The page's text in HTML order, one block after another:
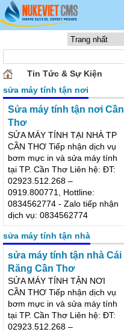
Tin Tức & Sự Kiện
sửa máy tính tận nơi
Sửa máy tính tận nơi Cần
Thơ
SỬA MÁY
TÍNH TẠI
NHÀ TP
CẦN THƠ
dịch vụ bơm
mực in và sửa máy tính tại TP.
Cần Thơ Liên hệ: ĐT:
02923.512.268 –
0919.800771, Hottline:
0834562774 - Zalo tiếp nhận
dịch vụ: 0834562774
sửa máy tính tận nhà
sửa máy tính tận nhà Cái
Răng Cần Thơ
SỬA MÁY TÍNH TẬN NƠI